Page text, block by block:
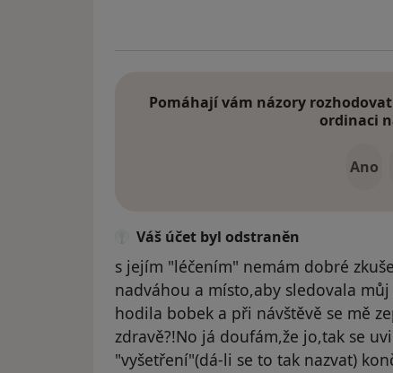
Pomáhají vám názory
ordinaci
Ano
Váš účet byl odstraněn
s jejím "léčením" nemám dobré
nadváhou a místo,aby sledovala
hodila bobek a při návštěvě se mě
zdravě?!No já doufám,že jo,tak se
"vyšetření"(dá-li se to tak nazvat)